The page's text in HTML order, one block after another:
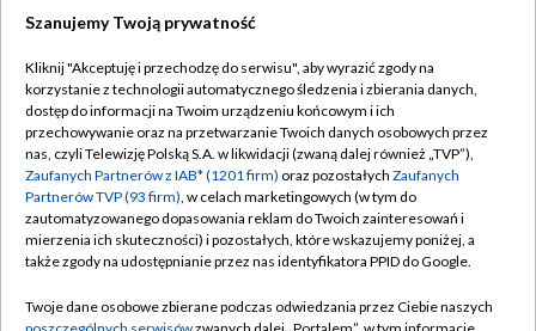
TVP
Abonament TVP
Emisja w TVP
Centrum informacji TVP
Naziemna Telewizja Cyfrowa
Rada Programowa
Regulamin TVP
Polityka prywatności
Moje zgody
Pomoc
Szanujemy Twoją prywatność
Kliknij "Akceptuję i przechodzę do serwisu", aby wyrazić zgody na
korzystanie z technologii automatycznego śledzenia i zbierania danych,
dostęp do informacji na Twoim urządzeniu końcowym i ich
przechowywanie oraz na przetwarzanie Twoich danych osobowych przez
nas, czyli Telewizję Polską S.A. w likwidacji (zwaną dalej również „TVP”),
Zaufanych Partnerów z IAB* (1201 firm) oraz pozostałych Zaufanych
Partnerów TVP (93 firm), w celach marketingowych (w tym do
zautomatyzowanego dopasowania reklam do Twoich zainteresowań i
mierzenia ich skuteczności) i pozostałych, które wskazujemy poniżej, a
także zgody na udostępnianie przez nas identyfikatora PPID do Google.
Twoje dane osobowe zbierane podczas odwiedzania przez Ciebie naszych